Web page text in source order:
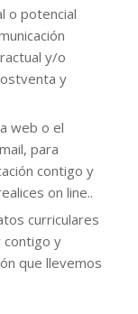
o potencial
y/o
y
web o el
para
contigo y
on line..
curriculares
contigo y
que llevemos